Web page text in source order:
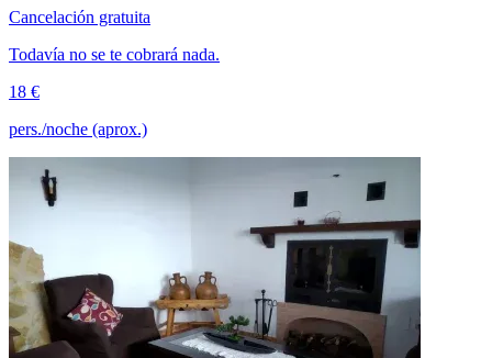
Cancelación gratuita
Todavía no se te cobrará nada.
18 €
pers./noche (aprox.)